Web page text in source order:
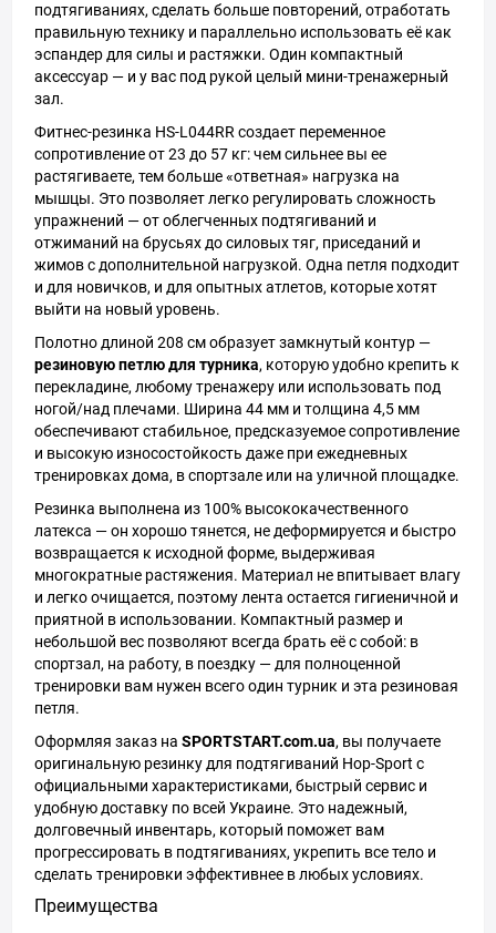
подтягиваниях, сделать больше повторений, отработать
правильную технику и параллельно использовать её как
эспандер для силы и растяжки. Один компактный
аксессуар — и у вас под рукой целый мини-тренажерный
зал.
Фитнес-резинка HS-L044RR создает переменное
сопротивление от 23 до 57 кг: чем сильнее вы ее
растягиваете, тем больше «ответная» нагрузка на
мышцы. Это позволяет легко регулировать сложность
упражнений — от облегченных подтягиваний и
отжиманий на брусьях до силовых тяг, приседаний и
жимов с дополнительной нагрузкой. Одна петля подходит
и для новичков, и для опытных атлетов, которые хотят
выйти на новый уровень.
Полотно длиной 208 см образует замкнутый контур —
резиновую петлю для турника, которую удобно крепить к
перекладине, любому тренажеру или использовать под
ногой/над плечами. Ширина 44 мм и толщина 4,5 мм
обеспечивают стабильное, предсказуемое сопротивление
и высокую износостойкость даже при ежедневных
тренировках дома, в спортзале или на уличной площадке.
Резинка выполнена из 100% высококачественного
латекса — он хорошо тянется, не деформируется и быстро
возвращается к исходной форме, выдерживая
многократные растяжения. Материал не впитывает влагу
и легко очищается, поэтому лента остается гигиеничной и
приятной в использовании. Компактный размер и
небольшой вес позволяют всегда брать её с собой: в
спортзал, на работу, в поездку — для полноценной
тренировки вам нужен всего один турник и эта резиновая
петля.
Оформляя заказ на SPORTSTART.com.ua, вы получаете
оригинальную резинку для подтягиваний Hop-Sport с
официальными характеристиками, быстрый сервис и
удобную доставку по всей Украине. Это надежный,
долговечный инвентарь, который поможет вам
прогрессировать в подтягиваниях, укрепить все тело и
сделать тренировки эффективнее в любых условиях.
Преимущества